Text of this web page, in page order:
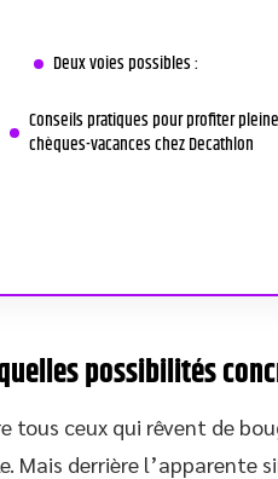
Deux voies possibles :
Conseils pratiques pour profiter
chèques-vacances chez Decathlon
possibilités
tous ceux qui rêvent de
Mais derrière l’apparente